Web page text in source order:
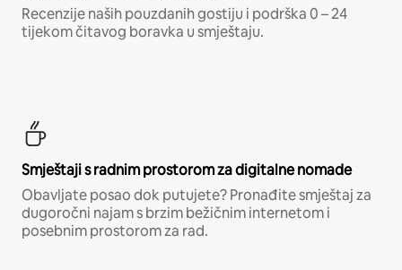
Recenzije naših pouzdanih gostiju i podrška 0 – 24
tijekom čitavog boravka u smještaju.
Smještaji s radnim prostorom za digitalne nomade
Obavljate posao dok putujete? Pronađite smještaj za
dugoročni najam s brzim bežičnim internetom i
posebnim prostorom za rad.